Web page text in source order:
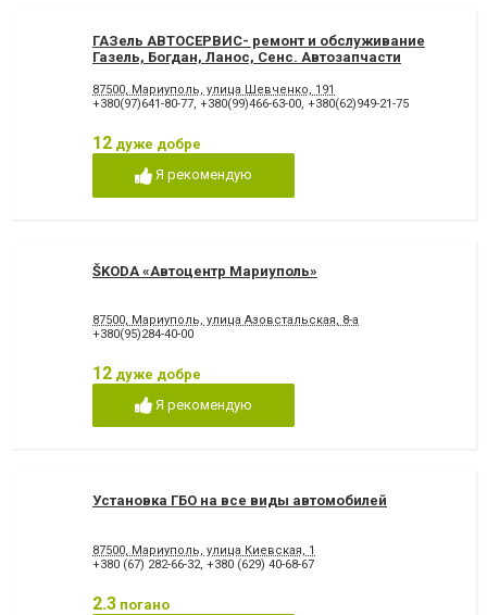
ГАЗель АВТОСЕРВИС- ремонт и обслуживание
Газель, Богдан, Ланос, Сенс. Автозапчасти
87500, Мариуполь, улица Шевченко, 191
+380(97)641-80-77, +380(99)466-63-00, +380(62)949-21-75
12 дуже добре
Я рекомендую
ŠKODA «Автоцентр Мариуполь»
87500, Мариуполь, улица Азовстальская, 8-а
+380(95)284-40-00
12 дуже добре
Я рекомендую
Установка ГБО на все виды автомобилей
87500, Мариуполь, улица Киевская, 1
+380 (67) 282-66-32, +380 (629) 40-68-67
2.3 погано